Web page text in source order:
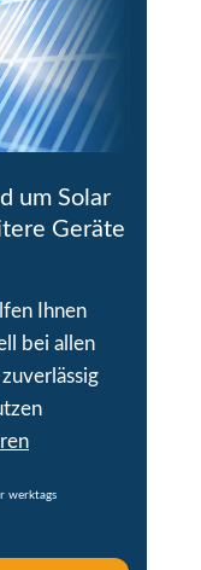
um Solar
Geräte
Ihnen
bei allen
werktags